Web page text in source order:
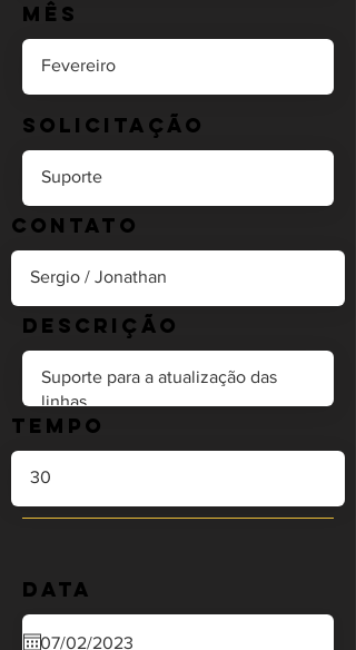
Mês
Solicitação
Contato
Descrição
Tempo
Data